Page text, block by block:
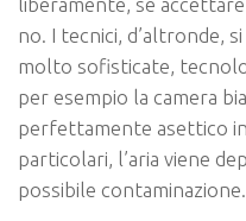
no. I tecnici, d’altronde,
molto sofisticate,
per esempio la camera
perfettamente asettico in
particolari, l’aria viene
possibile contaminazione.